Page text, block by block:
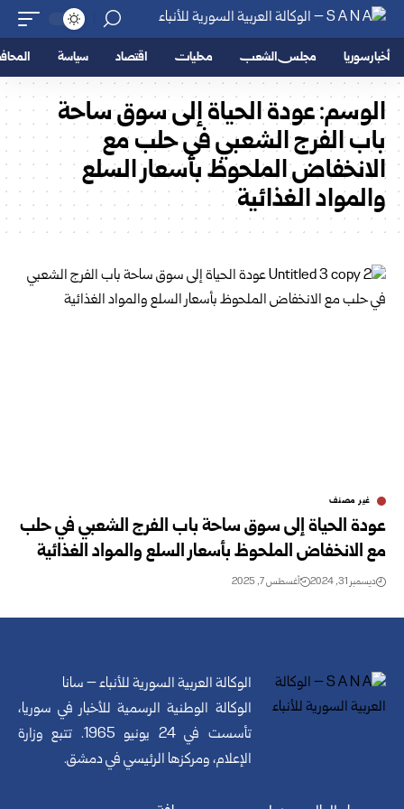
أخبار سوريا مجلس الشعب محليات اقتصاد سياسة
الوسم:عودة الحياة إلى سوق ساحة
باب الفرج الشعبي في حلب مع
الانخفاض الملحوظ بأسعار السلع
والمواد الغذائية
غير مصنف
عودة الحياة إلى سوق ساحة باب الفرج الشعبي في حلب
مع الانخفاض الملحوظ بأسعار السلع والمواد الغذائية
ديسمبر 31, 2024 أغسطس 7, 2025
الوكالة العربية السورية للأنباء – سانا
الوكالة الوطنية الرسمية للأخبار في سوريا،
تأسست في 24 يونيو 1965. تتبع وزارة
الإعلام، ومركزها الرئيسي في دمشق.